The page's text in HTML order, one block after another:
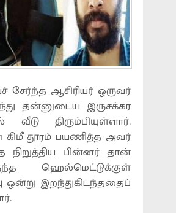
சேர்ந்த ஆசிரியர் ஒருவர்
தன்னுடைய இருசக்கர
வீடு திரும்பியுள்ளார்.
கிமீ தூரம் பயணித்த அவர்
பின்னர் தான்
ஹெல்மெட்டுக்குள்
ஒன்று இறந்துகிடந்ததைப்